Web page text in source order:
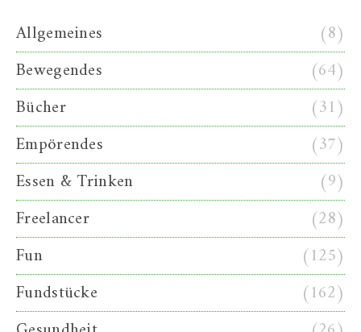
Allgemeines
(8)
Bewegendes
(64)
Bücher
(31)
Empörendes
(37)
Essen & Trinken
(9)
Freelancer
(28)
Fun
(125)
Fundstücke
(162)